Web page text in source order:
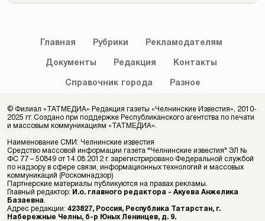
Главная Рубрики Рекламодателям
Документы Редакция Контакты
Справочник города Разное
© Филиал «ТАТМЕДИА» Редакция газеты «Челнинские Известия», 2010-
2025 гг. Создано при поддержке Республиканского агентства по печати
и массовым коммуникациям «ТАТМЕДИА».
Наименование СМИ: Челнинские известия
Средство массовой информации газета "Челнинские известия" ЭЛ №
ФС 77 – 50849 от 14.08.2012 г. зарегистрировано Федеральной службой
по надзору в сфере связи, информационных технологий и массовых
коммуникаций (Роскомнадзор)
Партнерские материалы публикуются на правах рекламы.
Главный редактор: И.о. главного редактора - Акуева Анжелика
Базаевна
Адрес редакции: 423827, Россия, Республика Татарстан, г.
Набережные Челны, б-р Юных Ленинцев, д. 9.